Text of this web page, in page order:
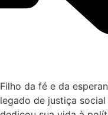
Filho da fé e da
legado de justiça